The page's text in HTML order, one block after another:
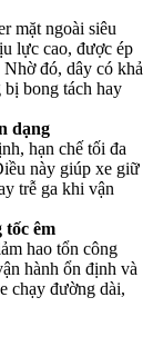
mặt ngoài siêu
lực cao, được ép
đó, dây có khả
bong tách hay
dạng
hạn chế tối đa
này giúp xe giữ
trễ ga khi vận
tốc êm
hao tổn công
hành ổn định và
chạy đường dài,